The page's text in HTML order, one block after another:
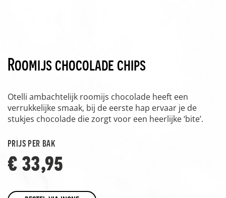
Roomijs chocolade chips
Otelli ambachtelijk roomijs chocolade heeft een
verrukkelijke smaak, bij de eerste hap ervaar je de
stukjes chocolade die zorgt voor een heerlijke ‘bite’.
prijs per bak
€ 33,95